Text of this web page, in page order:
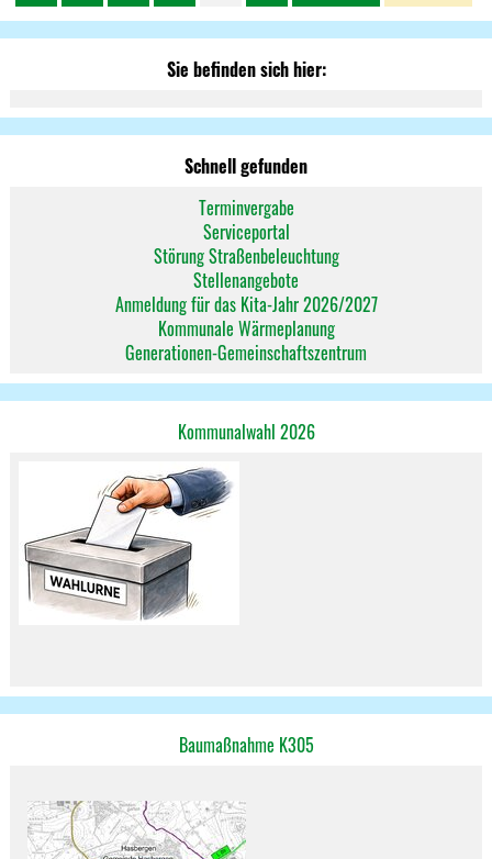
Sie befinden sich hier:
Schnell gefunden
Terminvergabe
Serviceportal
Störung Straßenbeleuchtung
Stellenangebote
Anmeldung für das Kita-Jahr 2026/2027
Kommunale Wärmeplanung
Generationen-Gemeinschaftszentrum
Kommunalwahl 2026
Baumaßnahme K305